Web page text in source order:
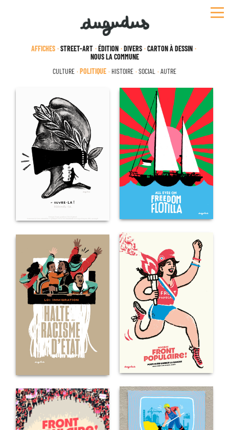
CATÉGORIE :
POLITIQUE
OUVRE-
FREEDOM
FLOTILLA
NOUVEAU
FRONT
POPULAIRE
HALTE
AU
RACISME
D’ÉTAT
AFFICHES STREET-ART ÉDITION DIVERS CARTON À DESSIN
NOUS LA COMMUNE
CULTURE POLITIQUE HISTOIRE SOCIAL AUTRE